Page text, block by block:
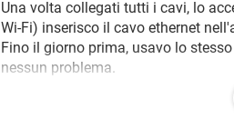
Una volta collegati tutti i cavi, lo
Wi-Fi) inserisco il cavo ethernet
Fino il giorno prima, usavo lo
nessun problema.
Nel centro di connessione di rete